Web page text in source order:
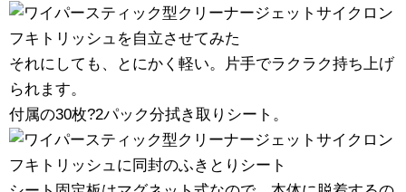
それにしても、とにかく軽い。片手でラクラク持ち上げ
られます。
付属の30枚?2パック分拭き取りシート。